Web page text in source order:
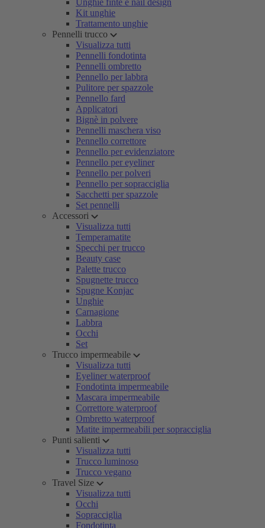
Unghie finte e nail design
Kit unghie
Trattamento unghie
Pennelli trucco
Visualizza tutti
Pennelli fondotinta
Pennelli ombretto
Pennello per labbra
Pulitore per spazzole
Pennello fard
Applicatori
Bignè in polvere
Pennelli maschera viso
Pennello correttore
Pennello per evidenziatore
Pennello per eyeliner
Pennello per polveri
Pennello per sopracciglia
Sacchetti per spazzole
Set pennelli
Accessori
Visualizza tutti
Temperamatite
Specchi per trucco
Beauty case
Palette trucco
Spugnette trucco
Spugne Konjac
Unghie
Carnagione
Labbra
Occhi
Set
Trucco impermeabile
Visualizza tutti
Eyeliner waterproof
Fondotinta impermeabile
Mascara impermeabile
Correttore waterproof
Ombretto waterproof
Matite impermeabili per sopracciglia
Punti salienti
Visualizza tutti
Trucco luminoso
Trucco vegano
Travel Size
Visualizza tutti
Occhi
Sopracciglia
Fondotinta